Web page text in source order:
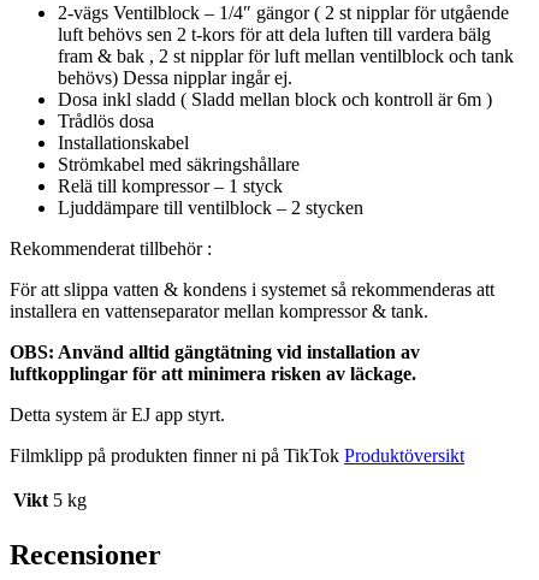
2-vägs Ventilblock – 1/4″ gängor ( 2 st nipplar för utgående
luft behövs sen 2 t-kors för att dela luften till vardera bälg
fram & bak , 2 st nipplar för luft mellan ventilblock och tank
behövs) Dessa nipplar ingår ej.
Dosa inkl sladd ( Sladd mellan block och kontroll är 6m )
Trådlös dosa
Installationskabel
Strömkabel med säkringshållare
Relä till kompressor – 1 styck
Ljuddämpare till ventilblock – 2 stycken
Rekommenderat tillbehör :
För att slippa vatten & kondens i systemet så rekommenderas att
installera en vattenseparator mellan kompressor & tank.
OBS: Använd alltid gängtätning vid installation av
luftkopplingar för att minimera risken av läckage.
Detta system är EJ app styrt.
Filmklipp på produkten finner ni på TikTok Produktöversikt
Vikt 5 kg
Recensioner